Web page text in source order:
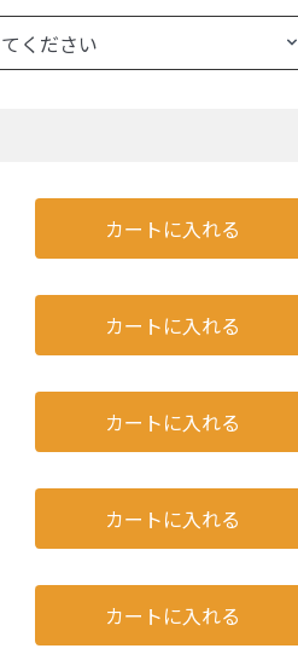
カートに入れる
カートに入れる
カートに入れる
カートに入れる
カートに入れる